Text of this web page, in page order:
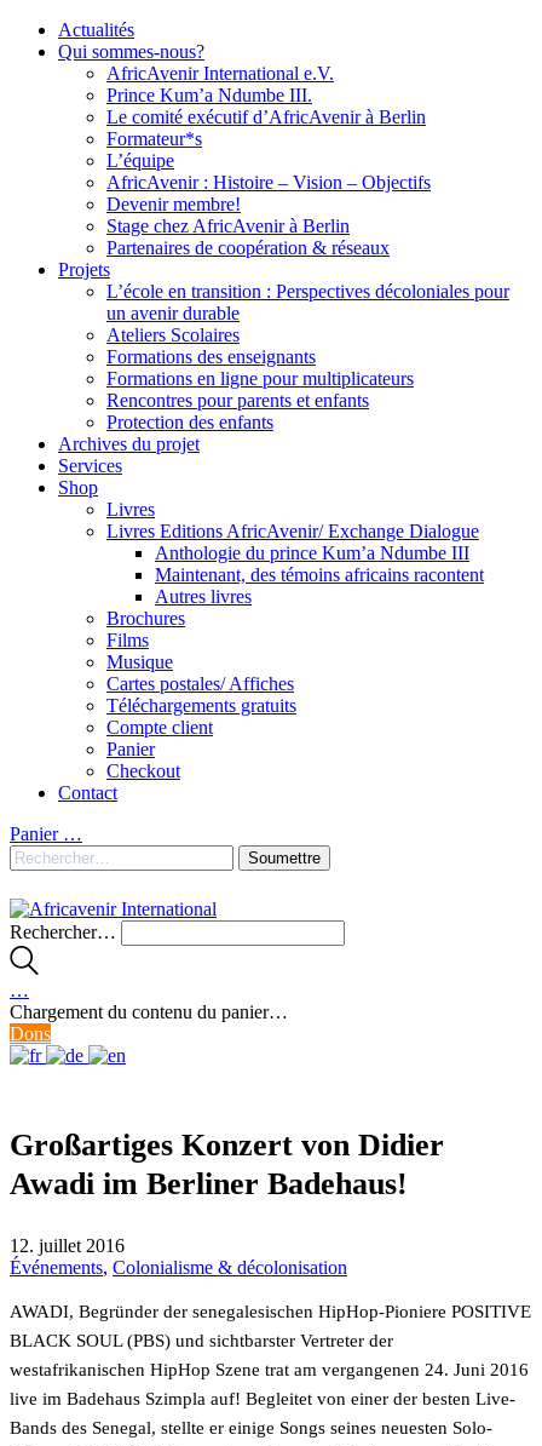
Actualités
Qui sommes-nous?
AfricAvenir International e.V.
Prince Kum’a Ndumbe III.
Le comité exécutif d’AfricAvenir à Berlin
Formateur*s
L’équipe
AfricAvenir : Histoire – Vision – Objectifs
Devenir membre!
Stage chez AfricAvenir à Berlin
Partenaires de coopération & réseaux
Projets
L’école en transition : Perspectives décoloniales pour
un avenir durable
Ateliers Scolaires
Formations des enseignants
Formations en ligne pour multiplicateurs
Rencontres pour parents et enfants
Protection des enfants
Archives du projet
Services
Shop
Livres
Livres Editions AfricAvenir/ Exchange Dialogue
Anthologie du prince Kum’a Ndumbe III
Maintenant, des témoins africains racontent
Autres livres
Brochures
Films
Musique
Cartes postales/ Affiches
Téléchargements gratuits
Compte client
Panier
Checkout
Contact
Panier …
Rechercher…
…
Chargement du contenu du panier…
Dons
Großartiges Konzert von Didier
Awadi im Berliner Badehaus!
12. juillet 2016
Événements, Colonialisme & décolonisation
AWADI, Begründer der senegalesischen HipHop-Pioniere POSITIVE
BLACK SOUL (PBS) und sichtbarster Vertreter der
westafrikanischen HipHop Szene trat am vergangenen 24. Juni 2016
live im Badehaus Szimpla auf! Begleitet von einer der besten Live-
Bands des Senegal, stellte er einige Songs seines neuesten Solo-